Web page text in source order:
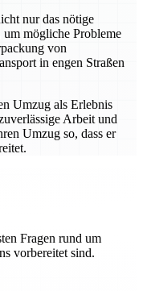
nur das nötige
um mögliche Probleme
von
in engen Straßen
Umzug als Erlebnis
Arbeit und
Umzug so, dass er
Fragen rund um
vorbereitet sind.